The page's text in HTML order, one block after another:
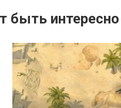
интересно